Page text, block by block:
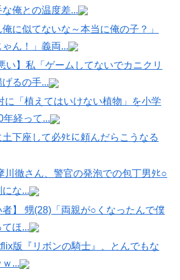
俺との温度差...
に似てないな～本当に俺の子？」
ん！」義両...
い】私「ゲームしてないでカニクリ
るの手...
に「植えてはいけない植物」を小学
経って...
下座して必ﾀﾋに頼んだらこうなる
川徹さん、警官の発泡での包丁男ﾀﾋ○
な...
者】 甥(28)「両親が○くなったんで僕
ほ...
版『リボンの騎士』、とんでもな
...